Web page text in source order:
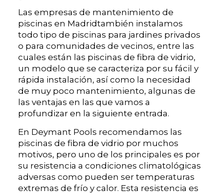
Las empresas de mantenimiento de
piscinas en Madridtambién instalamos
todo tipo de piscinas para jardines privados
o para comunidades de vecinos, entre las
cuales están las piscinas de fibra de vidrio,
un modelo que se caracteriza por su fácil y
rápida instalación, así como la necesidad
de muy poco mantenimiento, algunas de
las ventajas en las que vamos a
profundizar en la siguiente entrada.
En Deymant Pools recomendamos las
piscinas de fibra de vidrio por muchos
motivos, pero uno de los principales es por
su resistencia a condiciones climatológicas
adversas como pueden ser temperaturas
extremas de frío y calor. Esta resistencia es